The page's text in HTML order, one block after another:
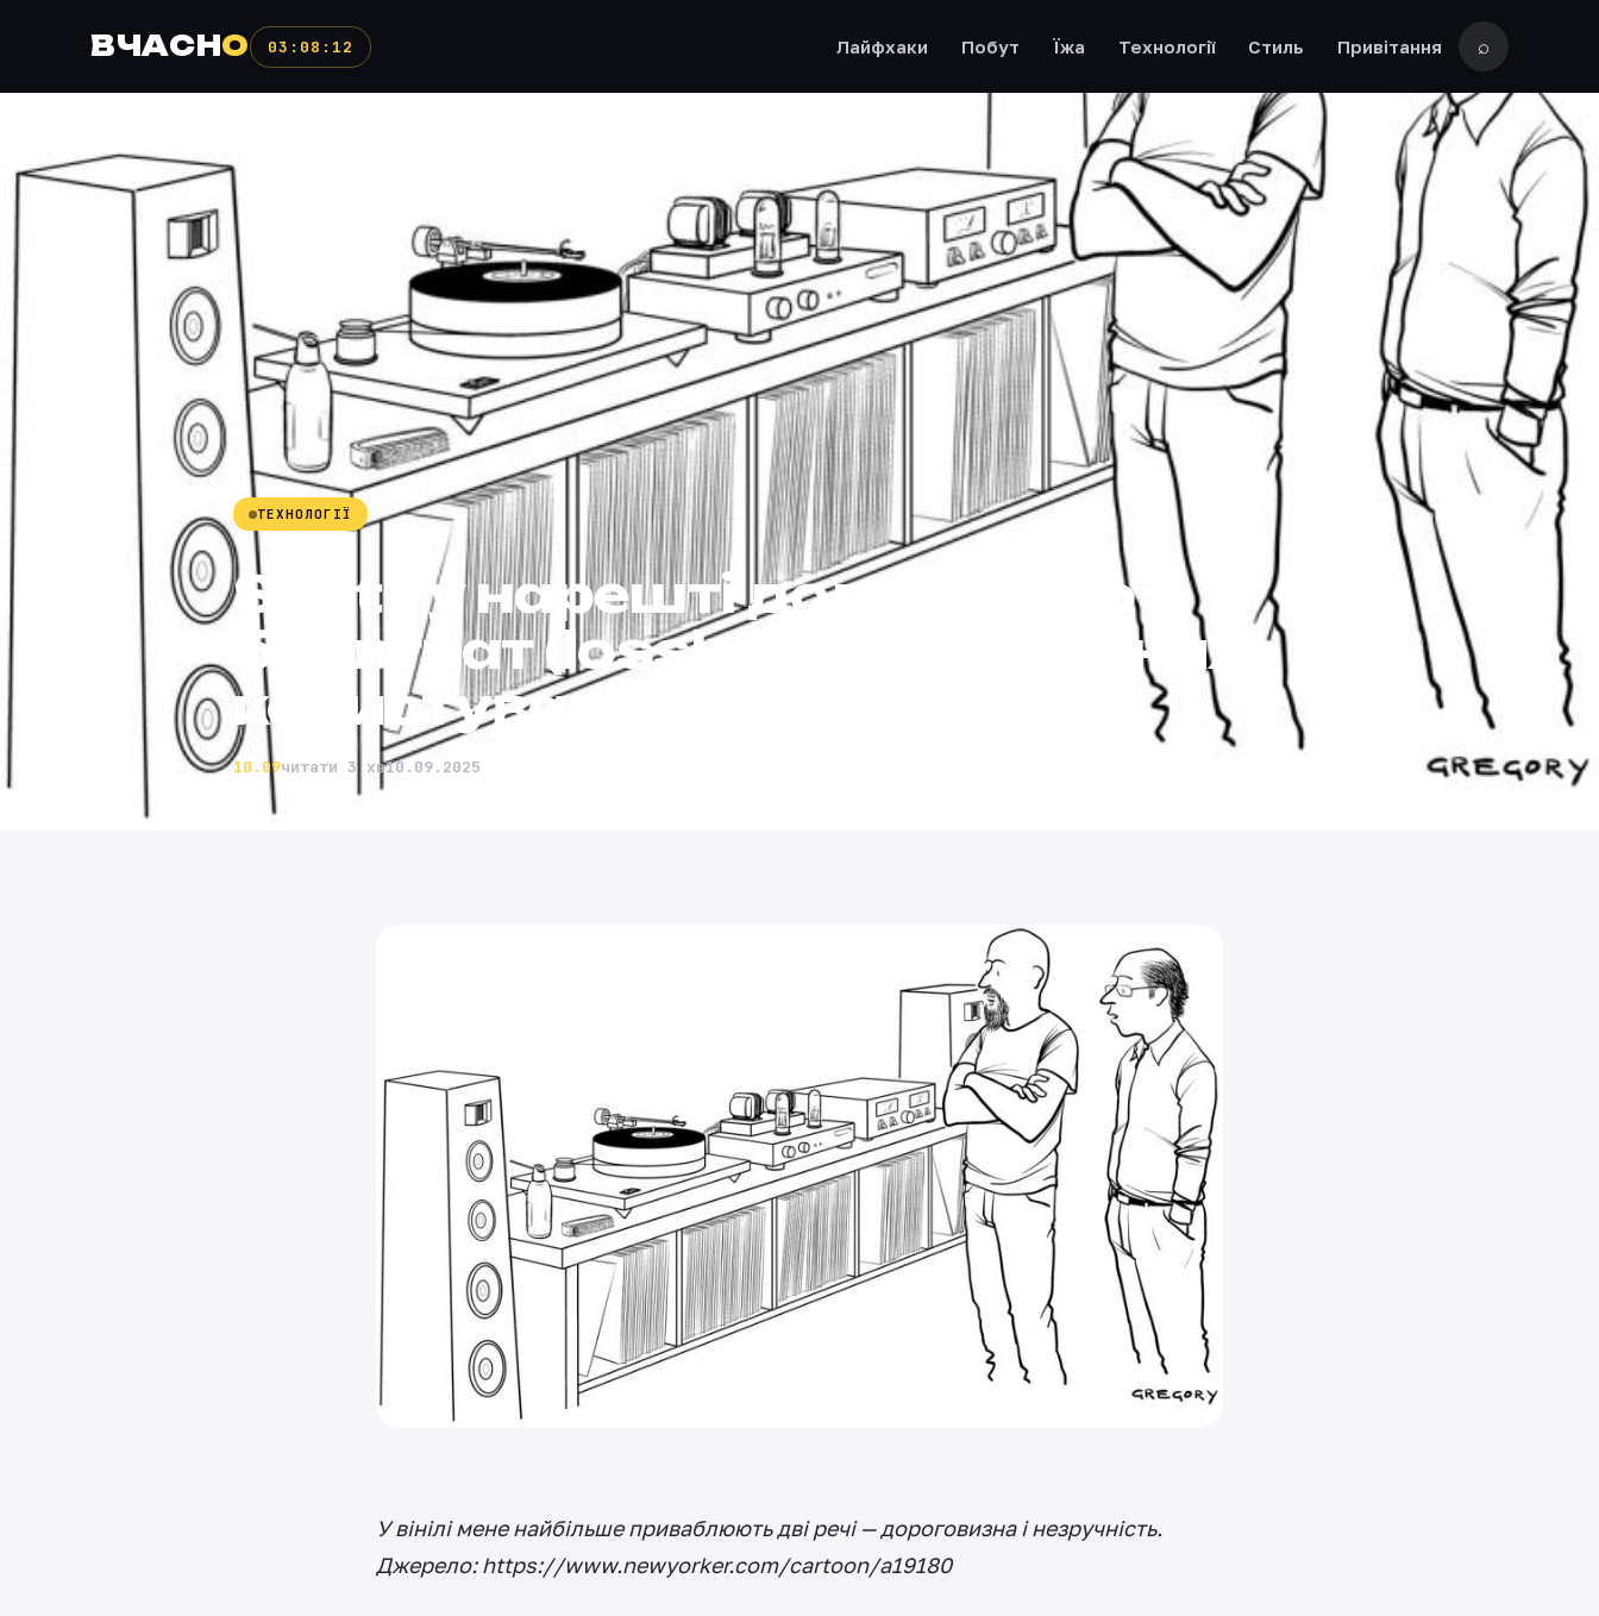
ВЧАСНО 03:08:13 Лайфхаки Побут Їжа Технології Стиль Привітання ⌕
ТЕХНОЛОГІЇ
Spotify нарешті додає аудіо
без втрат (lossless) для платних
користувачів
10.09читати 3 хв10.09.2025
У вінілі мене найбільше приваблюють дві речі — дороговизна і незручність.
Джерело: https://www.newyorker.com/cartoon/a19180